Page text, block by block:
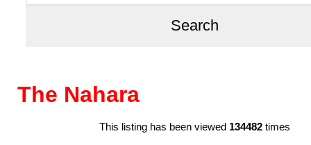
The Nahara
This listing has been viewed 134482times